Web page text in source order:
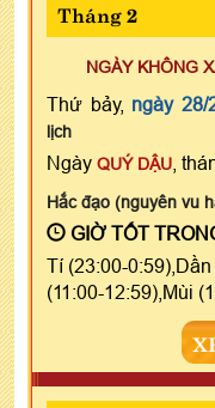
Tháng 2
NGÀY KHÔNG
Thứ bảy, ngày 28/
lịch
Ngày QUÝ DẬU ,
Hắc đạo (nguyên vu
GIỜ TỐT
Tí (23:00-
(11:00-12:59),Mùi